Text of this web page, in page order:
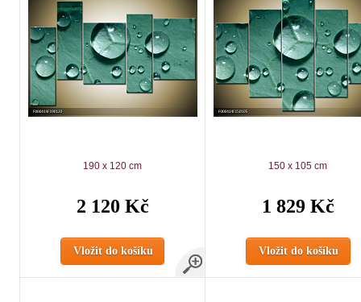
190 x 120 cm
2 120 Kč
Vložit do košíku
150 x 105 cm
1 829 Kč
Vložit do košíku